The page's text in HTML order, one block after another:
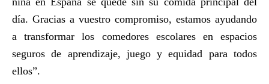
día. Gracias a vuestro compromiso, estamos ayudando
a transformar los comedores escolares en espacios
seguros de aprendizaje, juego y equidad para todos
ellos”.